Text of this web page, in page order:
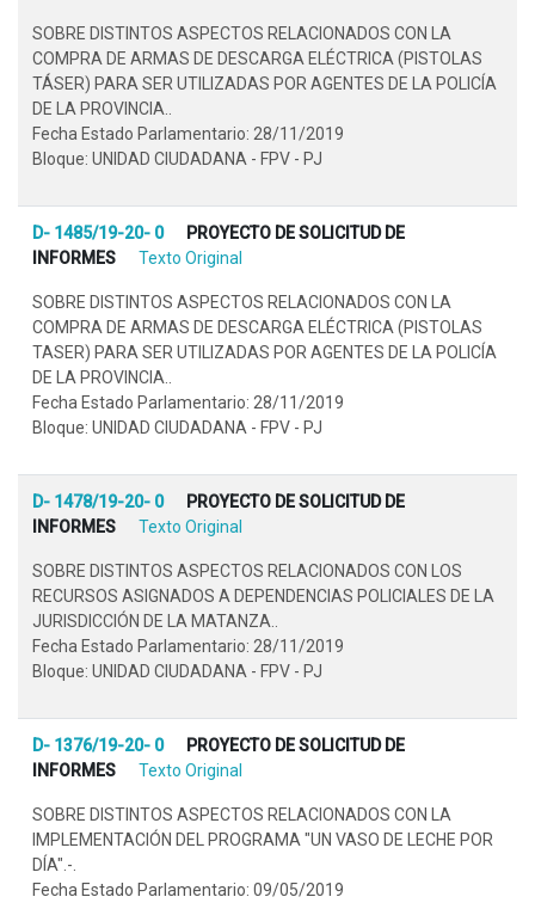
SOBRE DISTINTOS ASPECTOS RELACIONADOS CON LA
COMPRA DE ARMAS DE DESCARGA ELÉCTRICA (PISTOLAS
TÁSER) PARA SER UTILIZADAS POR AGENTES DE LA POLICÍA
DE LA PROVINCIA..
Fecha Estado Parlamentario: 28/11/2019
Bloque: UNIDAD CIUDADANA - FPV - PJ
D- 1485/19-20- 0
PROYECTO DE SOLICITUD DE
INFORMES
Texto Original
SOBRE DISTINTOS ASPECTOS RELACIONADOS CON LA
COMPRA DE ARMAS DE DESCARGA ELÉCTRICA (PISTOLAS
TASER) PARA SER UTILIZADAS POR AGENTES DE LA POLICÍA
DE LA PROVINCIA..
Fecha Estado Parlamentario: 28/11/2019
Bloque: UNIDAD CIUDADANA - FPV - PJ
D- 1478/19-20- 0
PROYECTO DE SOLICITUD DE
INFORMES
Texto Original
SOBRE DISTINTOS ASPECTOS RELACIONADOS CON LOS
RECURSOS ASIGNADOS A DEPENDENCIAS POLICIALES DE LA
JURISDICCIÓN DE LA MATANZA..
Fecha Estado Parlamentario: 28/11/2019
Bloque: UNIDAD CIUDADANA - FPV - PJ
D- 1376/19-20- 0
PROYECTO DE SOLICITUD DE
INFORMES
Texto Original
SOBRE DISTINTOS ASPECTOS RELACIONADOS CON LA
IMPLEMENTACIÓN DEL PROGRAMA "UN VASO DE LECHE POR
DÍA".-.
Fecha Estado Parlamentario: 09/05/2019